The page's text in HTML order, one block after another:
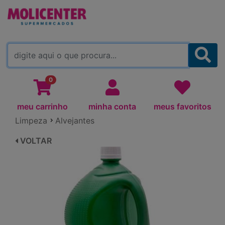
MOLICENTER ARAPONGAS
0
meu carrinho minha conta
meus favoritos
Limpeza
Alvejantes
VOLTAR